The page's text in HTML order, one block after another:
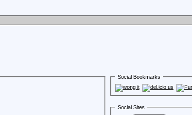
Social Bookmarks
Social Sites